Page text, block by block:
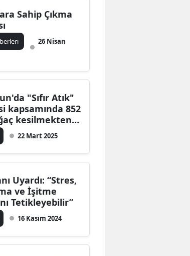
Sahip Çıkma
26 Nisan
"Sıfır Atık"
kapsamında 852
kesilmekten
22 Mart 2025
Uyardı: “Stres,
ve İşitme
Tetikleyebilir”
16 Kasım 2024